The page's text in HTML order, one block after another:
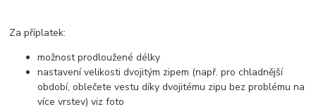
Za příplatek:
možnost prodloužené délky
nastavení velikosti dvojitým zipem (např. pro chladnější
období, oblečete vestu díky dvojitému zipu bez problému na
více vrstev) viz foto